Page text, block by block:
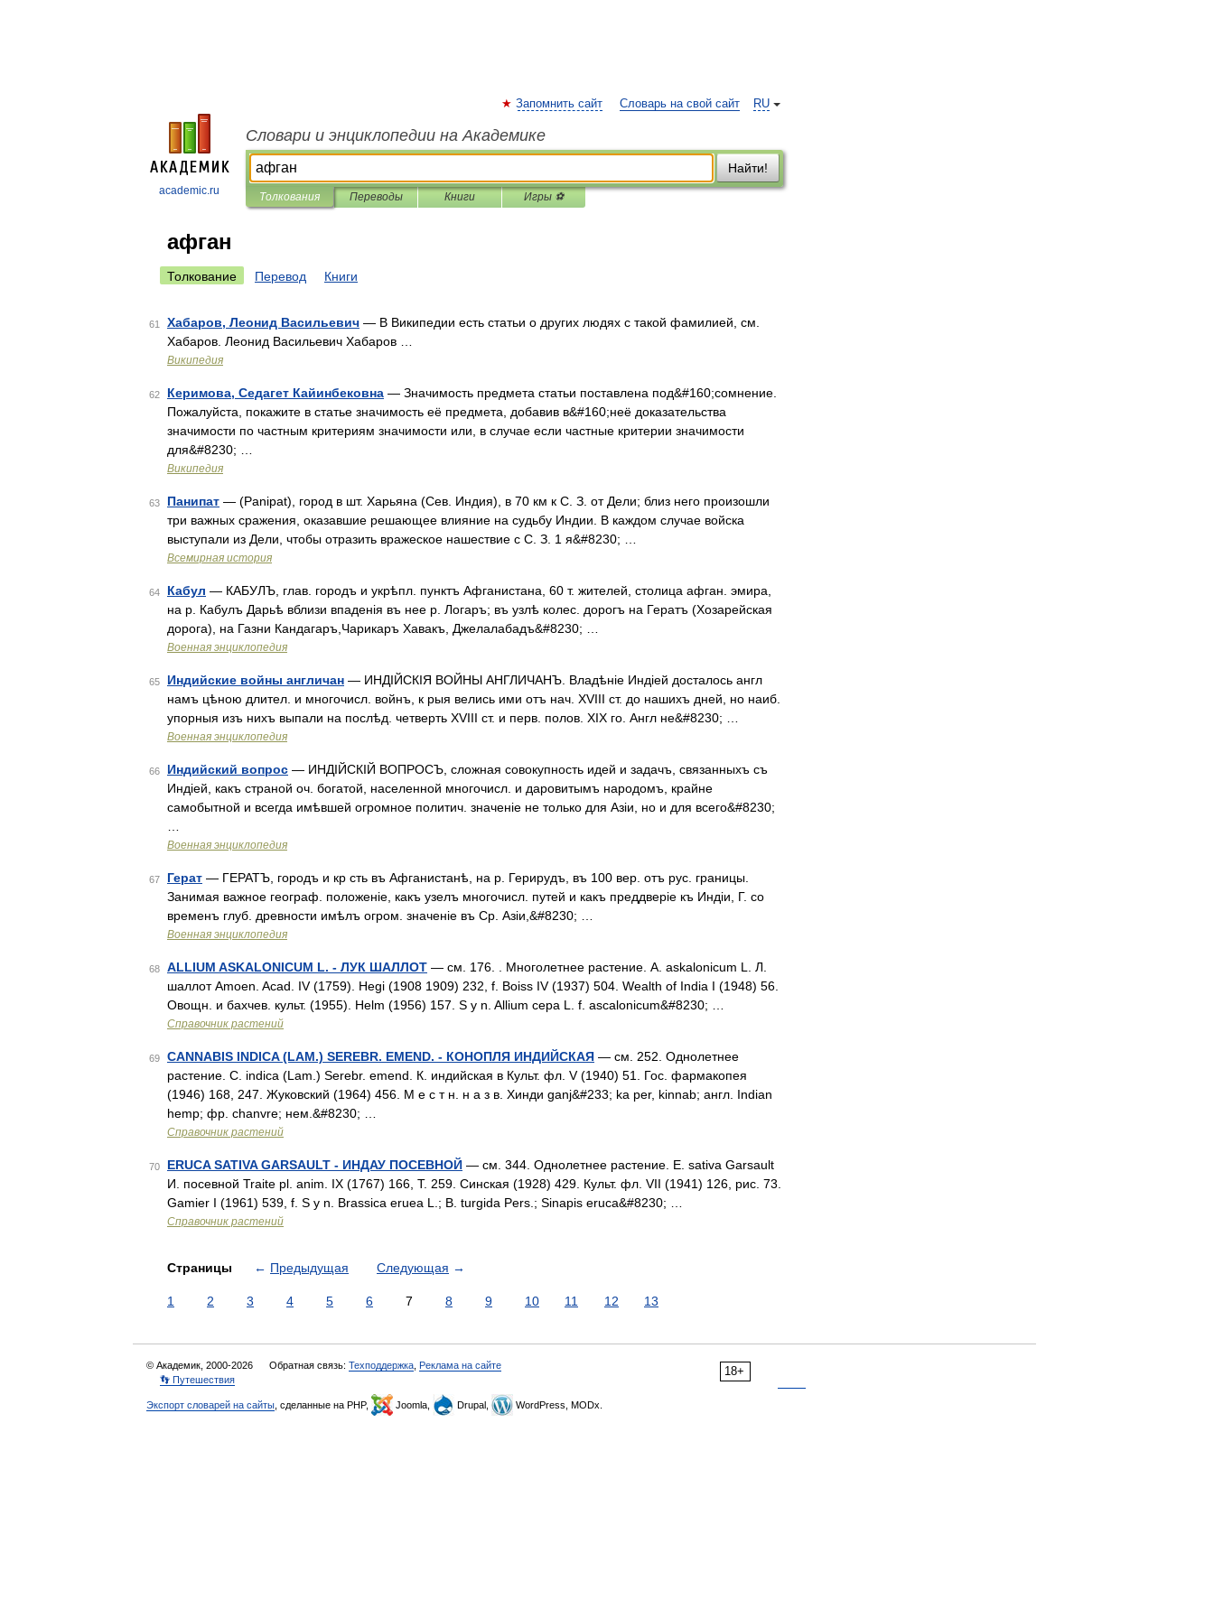
academic.ru
RU
Запомнить сайт Словарь на свой сайт
Словари и энциклопедии на Академике
Найти!
Толкования Переводы Книги Игры ⚽
афган
Толкование Перевод Книги
61 Хабаров, Леонид Васильевич — В Википедии есть статьи о других людях с такой фамилией, см.
Хабаров. Леонид Васильевич Хабаров …
Википедия
62 Керимова, Седагет Кайинбековна — Значимость предмета статьи поставлена под&#160;сомнение.
Пожалуйста, покажите в статье значимость её предмета, добавив в&#160;неё доказательства
значимости по частным критериям значимости или, в случае если частные критерии значимости
для&#8230; …
Википедия
63 Панипат — (Panipat), город в шт. Харьяна (Сев. Индия), в 70 км к С. З. от Дели; близ него произошли
три важных сражения, оказавшие решающее влияние на судьбу Индии. В каждом случае войска
выступали из Дели, чтобы отразить вражеское нашествие с С. З. 1 я&#8230; …
Всемирная история
64 Кабул — КАБУЛЪ, глав. городъ и укрѣпл. пунктъ Афганистана, 60 т. жителей, столица афган. эмира,
на р. Кабулъ Дарьѣ вблизи впаденія въ нее р. Логаръ; въ узлѣ колес. дорогъ на Гератъ (Хозарейская
дорога), на Газни Кандагаръ,Чарикаръ Хавакъ, Джелалабадъ&#8230; …
Военная энциклопедия
65 Индийские войны англичан — ИНДІЙСКІЯ ВОЙНЫ АНГЛИЧАНЪ. Владѣніе Индіей досталось англ
намъ цѣною длител. и многочисл. войнъ, к рыя велись ими отъ нач. XVIII ст. до нашихъ дней, но наиб.
упорныя изъ нихъ выпали на послѣд. четверть XVIII ст. и перв. полов. XIX го. Англ не&#8230; …
Военная энциклопедия
66 Индийский вопрос — ИНДІЙСКІЙ ВОПРОСЪ, сложная совокупность идей и задачъ, связанныхъ съ
Индіей, какъ страной оч. богатой, населенной многочисл. и даровитымъ народомъ, крайне
самобытной и всегда имѣвшей огромное политич. значеніе не только для Азіи, но и для всего&#8230;
Военная энциклопедия
67 Герат — ГЕРАТЪ, городъ и кр сть въ Афганистанѣ, на р. Герирудъ, въ 100 вер. отъ рус. границы.
Занимая важное географ. положеніе, какъ узелъ многочисл. путей и какъ преддверіе къ Индіи, Г. со
временъ глуб. древности имѣлъ огром. значеніе въ Ср. Азіи,&#8230; …
Военная энциклопедия
68 ALLIUM ASKALONICUM L. - ЛУК ШАЛЛОТ — см. 176. . Многолетнее растение. A. askalonicum L. Л.
шаллот Amoen. Acad. IV (1759). Hegi (1908 1909) 232, f. Boiss IV (1937) 504. Wealth of India I (1948) 56.
Овощн. и бахчев. культ. (1955). Helm (1956) 157. S y n. Allium сера L. f. ascalonicum&#8230; …
Справочник растений
69 CANNABIS INDICA (LAM.) SEREBR. EMEND. - КОНОПЛЯ ИНДИЙСКАЯ — см. 252. Однолетнее
растение. С. indica (Lam.) Serebr. emend. К. индийская в Культ. фл. V (1940) 51. Гос. фармакопея
(1946) 168, 247. Жуковский (1964) 456. М е с т н. н а з в. Хинди ganj&#233; ka per, kinnab; англ. Indian
hemp; фр. chanvre; нем.&#8230; …
Справочник растений
70 ERUCA SATIVA GARSAULT - ИНДАУ ПОСЕВНОЙ — см. 344. Однолетнее растение. Е. sativa Garsault
И. посевной Traite pl. anim. IX (1767) 166, Т. 259. Синская (1928) 429. Культ. фл. VII (1941) 126, рис. 73.
Gamier I (1961) 539, f. S y n. Brassica eruea L.; B. turgida Pers.; Sinapis eruca&#8230; …
Справочник растений
Страницы ← Предыдущая Следующая →
1 2 3 4 5 6 7 8 9 10 11 12 13
18+
© Академик, 2000-2026 Обратная связь: Техподдержка Реклама на сайте
👣 Путешествия
Экспорт словарей на сайты , сделанные на PHP, Joomla, Drupal, WordPress, MODx.